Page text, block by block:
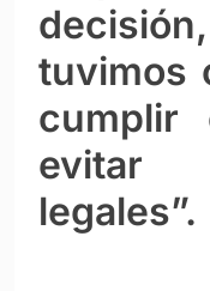
tuvimos
cumplir
evitar
legales”.